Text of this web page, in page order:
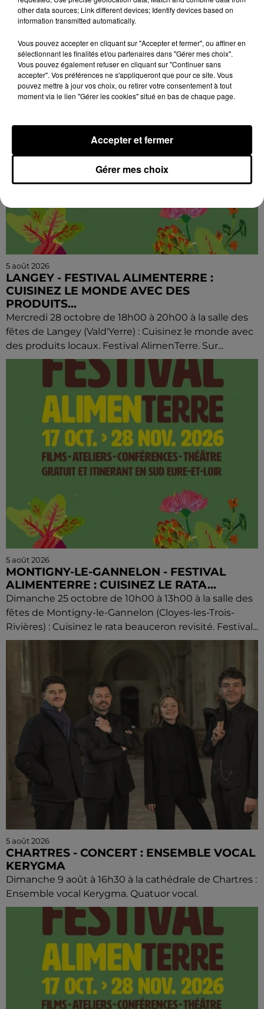
Jeudi 29 octobre et 19 novembre de 9h00 à 13h00,
sur la marché de la place du 18 octobre : Une pause
AlimenTerre.
5 août 2026
LANGEY - FESTIVAL ALIMENTERRE :
CUISINEZ LE MONDE AVEC DES
PRODUITS...
Mercredi 28 octobre de 18h00 à 20h00 à la salle des
fêtes de Langey (Vald'Yerre) : Cuisinez le monde avec
des produits locaux. Festival AlimenTerre. Sur...
5 août 2026
MONTIGNY-LE-GANNELON - FESTIVAL
ALIMENTERRE : CUISINEZ LE RATA...
Dimanche 25 octobre de 10h00 à 13h00 à la salle des
fêtes de Montigny-le-Gannelon (Cloyes-les-Trois-
Rivières) : Cuisinez le rata beauceron revisité. Festival...
5 août 2026
CHARTRES - CONCERT : ENSEMBLE VOCAL
KERYGMA
Dimanche 9 août à 16h30 à la cathédrale de Chartres :
Ensemble vocal Kerygma. Quatuor vocal.
other data sources; Link different devices; Identify devices based on
information transmitted automatically.
Vous pouvez accepter en cliquant sur "Accepter et fermer", ou affiner en
sélectionnant les finalités et/ou partenaires dans "Gérer mes choix".
Vous pouvez également refuser en cliquant sur "Continuer sans
accepter". Vos préférences ne s'appliqueront que pour ce site. Vous
pouvez mettre à jour vos choix, ou retirer votre consentement à tout
moment via le lien "Gérer les cookies" situé en bas de chaque page.
Gérer mes choix
Accepter et fermer